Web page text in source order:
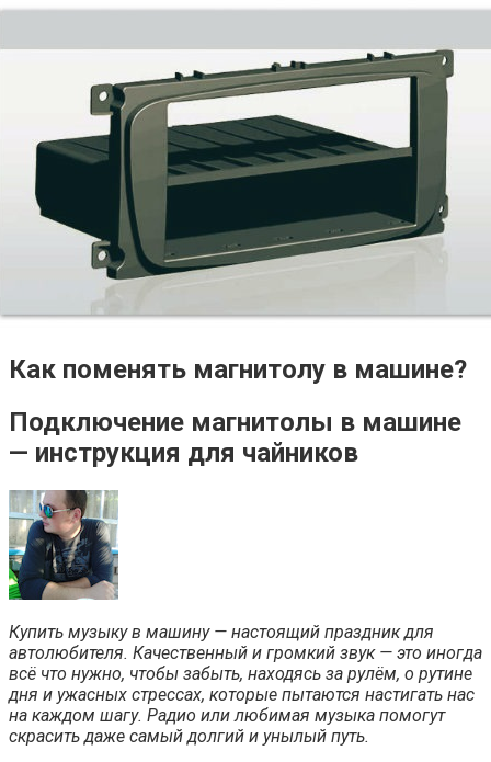
Как поменять магнитолу в машине?
Подключение магнитолы в машине
— инструкция для чайников
Купить музыку в машину — настоящий праздник для
автолюбителя. Качественный и громкий звук — это иногда
всё что нужно, чтобы забыть, находясь за рулём, о рутине
дня и ужасных стрессах, которые пытаются настигать нас
на каждом шагу. Радио или любимая музыка помогут
скрасить даже самый долгий и унылый путь.